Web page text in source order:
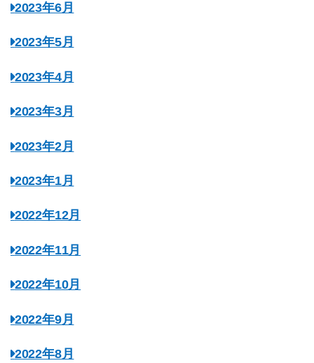
2023年6月
2023年5月
2023年4月
2023年3月
2023年2月
2023年1月
2022年12月
2022年11月
2022年10月
2022年9月
2022年8月